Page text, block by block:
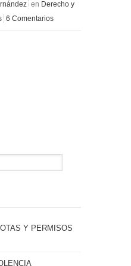
en Derecho y
6 Comentarios
Y PERMISOS